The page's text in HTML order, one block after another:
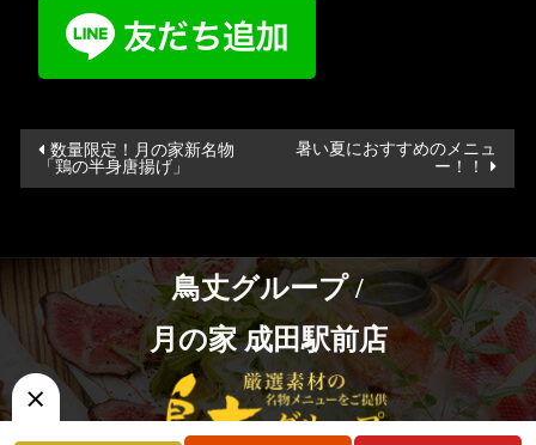
投
ゲ
ー
シ
ョ
ン
数量限定！月の家新名物
「鶏の半身唐揚げ」
暑い夏におすすめのメニュ
ー！！
鳥丈グループ /
月の家 成田駅前店